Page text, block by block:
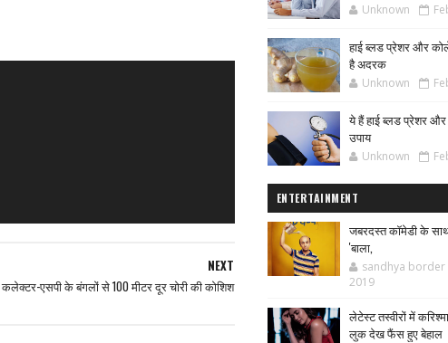
NEXT
कलेक्टर-एसपी के बंगलों से 100 मीटर दूर चोरी की कोशिश
Unknown
हाई ब्लड प्रेशर और
है अदरक
Unknown
ये हैं हाई ब्लड प्रेशर
उपाय
Unknown
ENTERTAINMENT
जबरदस्त कॉमेडी के
'बाला,
sandhya border
2019
लेटेस्ट तस्वीरों में
लुक देख फैंस हुए बेहाल